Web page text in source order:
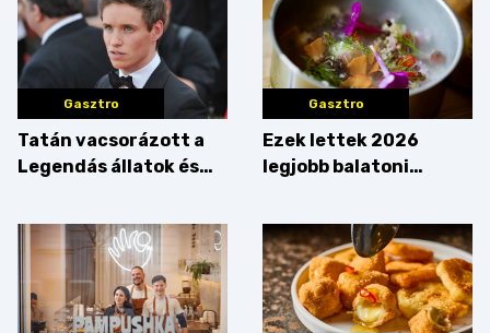
Gasztro
Tatán vacsorázott a
Legendás állatok és
Gasztro
Ezek lettek 2026
legjobb balatoni
végigkóstoltuk a
győzteseket